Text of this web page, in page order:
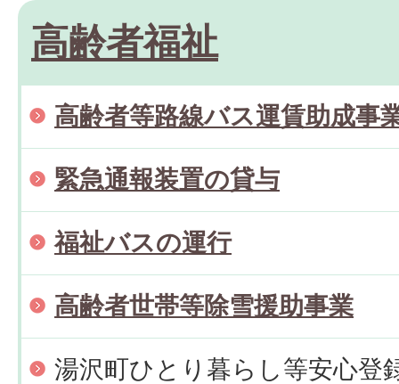
高齢者福祉
高齢者等路線バス運賃助成事
緊急通報装置の貸与
福祉バスの運行
高齢者世帯等除雪援助事業
湯沢町ひとり暮らし等安心登